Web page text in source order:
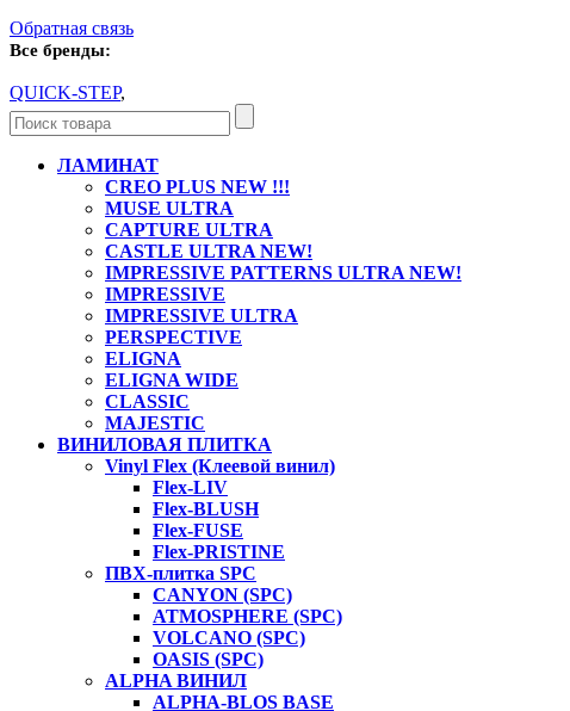
Обратная связь
Все бренды:
QUICK-STEP,
ЛАМИНАТ
CREO PLUS NEW !!!
MUSE ULTRA
CAPTURE ULTRA
CASTLE ULTRA NEW!
IMPRESSIVE PATTERNS ULTRA NEW!
IMPRESSIVE
IMPRESSIVE ULTRA
PERSPECTIVE
ELIGNA
ELIGNA WIDE
CLASSIC
MAJESTIC
ВИНИЛОВАЯ ПЛИТКА
Vinyl Flex (Клеевой винил)
Flex-LIV
Flex-BLUSH
Flex-FUSE
Flex-PRISTINE
ПВХ-плитка SPC
CANYON (SPC)
ATMOSPHERE (SPC)
VOLCANO (SPC)
OASIS (SPC)
ALPHA ВИНИЛ
ALPHA-BLOS BASE